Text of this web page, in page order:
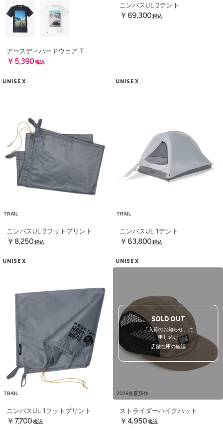
アースディハードウェア T
￥5,390 税込
ニンバスUL 2テント
￥69,300 税込
UNISEX
TRAIL
ニンバスUL 2フットプリント
￥8,250 税込
UNISEX
TRAIL
ニンバスUL 1テント
￥63,800 税込
UNISEX
TRAIL
ニンバスUL 1フットプリント
￥7,700 税込
UNISEX
2026春夏新作
SOLD OUT
「入荷のお知らせ」に
申し込む
店舗在庫の確認
ストライダーハイクハット
￥4,950 税込